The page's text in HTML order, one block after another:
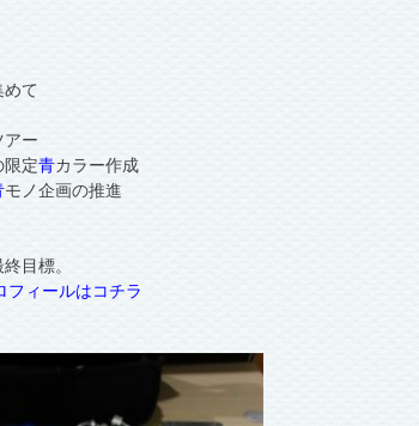
めて
アー
限定青カラー作成
モノ企画の推進
目標。
ィールはコチラ